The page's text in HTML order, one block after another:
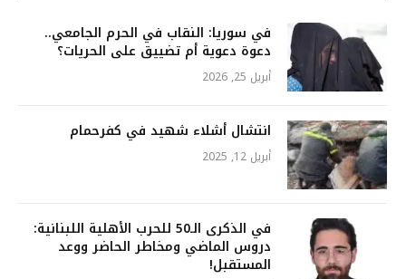
في سوريا: النقاب في الحرم الجامعي..
دعوة دعوية أم تضييق على الحريات؟
أبريل 25, 2026
انتشال أشلاء شهيد في كفرحمام
أبريل 12, 2025
في الذكرى الـ50 للحرب الأهلية اللبنانية:
دروس الماضي ومخاطر الحاضر ووعد
المستقبل!